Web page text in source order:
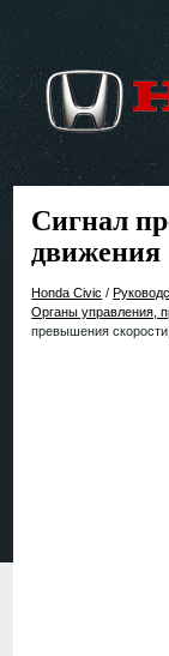
Сигнал
движения
Honda Civic /
Органы управления,
превышения